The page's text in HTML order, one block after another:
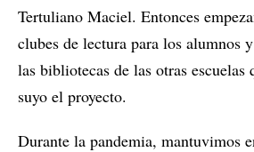
Tertuliano Maciel. Entonces
clubes de lectura para los alumnos
las bibliotecas de las otras escuelas
suyo el proyecto.
Durante la pandemia, mantuvimos